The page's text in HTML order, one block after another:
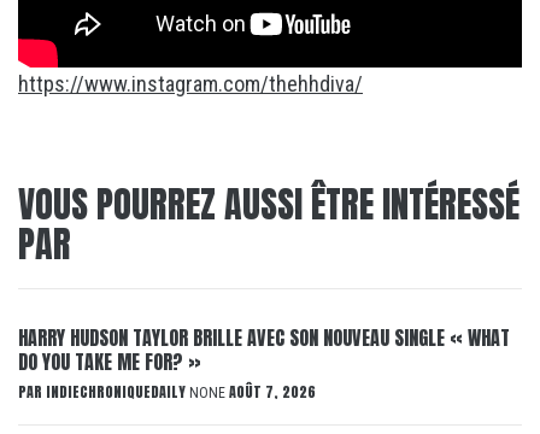
https://www.instagram.com/thehhdiva/
VOUS POURREZ AUSSI ÊTRE INTÉRESSÉ
PAR
HARRY HUDSON TAYLOR BRILLE AVEC SON NOUVEAU SINGLE « WHAT
DO YOU TAKE ME FOR? »
PAR INDIECHRONIQUEDAILY NONE AOÛT 7, 2026